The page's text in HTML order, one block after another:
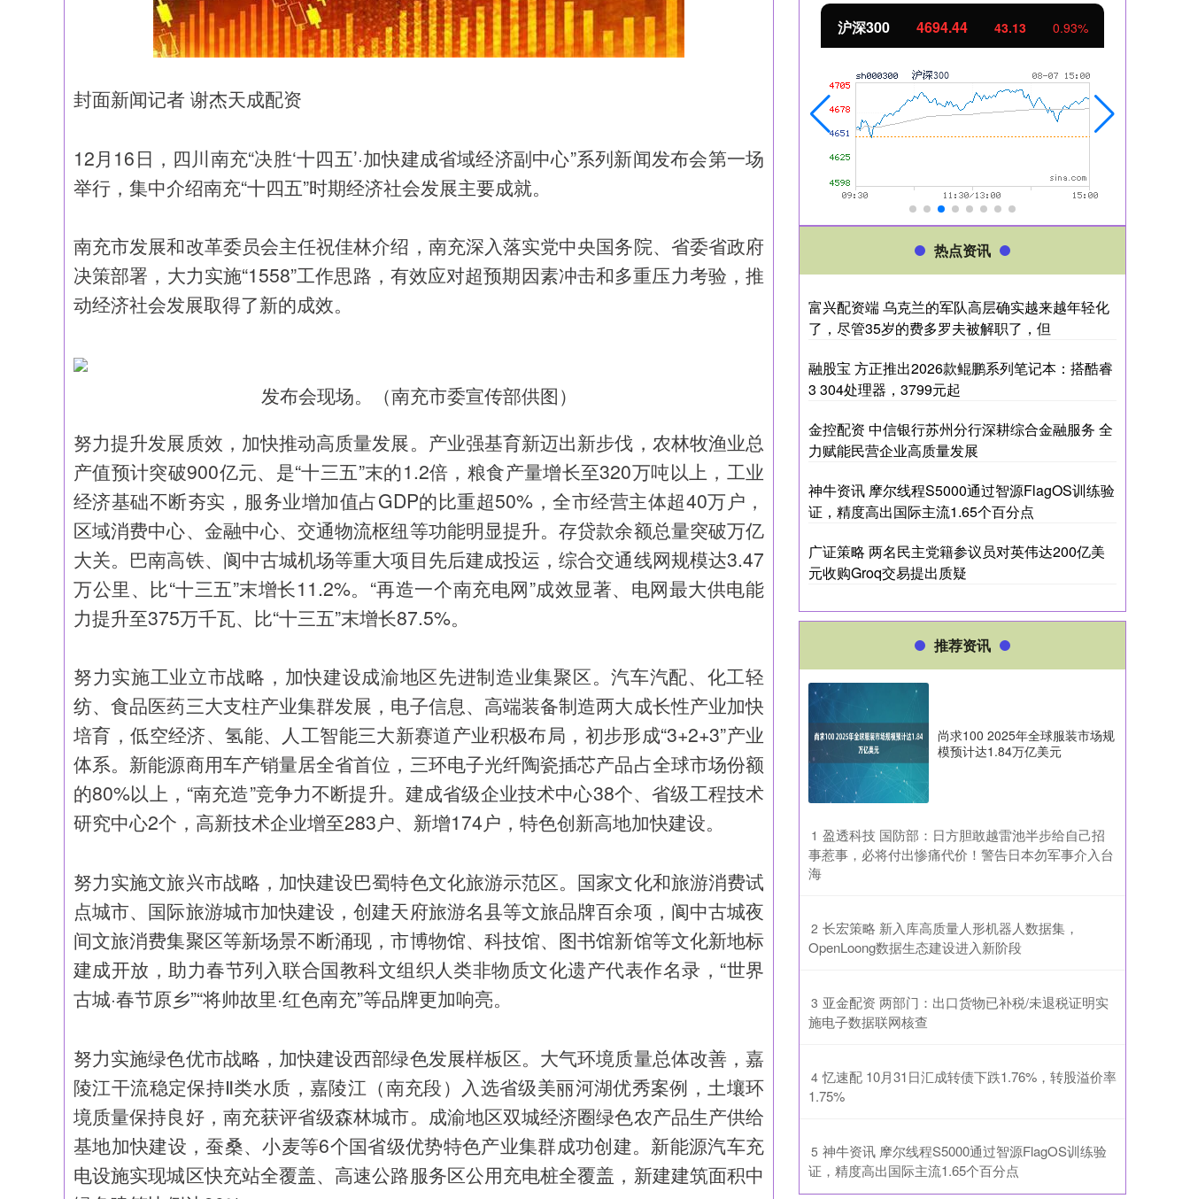
封面新闻记者 谢杰天成配资
12月16日，四川南充“决胜‘十四五’·加快建成省域经济副中心”系列新闻发布会第一场
举行，集中介绍南充“十四五”时期经济社会发展主要成就。
南充市发展和改革委员会主任祝佳林介绍，南充深入落实党中央国务院、省委省政府
决策部署，大力实施“1558”工作思路，有效应对超预期因素冲击和多重压力考验，推
动经济社会发展取得了新的成效。
发布会现场。（南充市委宣传部供图）
努力提升发展质效，加快推动高质量发展。产业强基育新迈出新步伐，农林牧渔业总
产值预计突破900亿元、是“十三五”末的1.2倍，粮食产量增长至320万吨以上，工业
经济基础不断夯实，服务业增加值占GDP的比重超50%，全市经营主体超40万户，
区域消费中心、金融中心、交通物流枢纽等功能明显提升。存贷款余额总量突破万亿
大关。巴南高铁、阆中古城机场等重大项目先后建成投运，综合交通线网规模达3.47
万公里、比“十三五”末增长11.2%。“再造一个南充电网”成效显著、电网最大供电能
力提升至375万千瓦、比“十三五”末增长87.5%。
努力实施工业立市战略，加快建设成渝地区先进制造业集聚区。汽车汽配、化工轻
纺、食品医药三大支柱产业集群发展，电子信息、高端装备制造两大成长性产业加快
培育，低空经济、氢能、人工智能三大新赛道产业积极布局，初步形成“3+2+3”产业
体系。新能源商用车产销量居全省首位，三环电子光纤陶瓷插芯产品占全球市场份额
的80%以上，“南充造”竞争力不断提升。建成省级企业技术中心38个、省级工程技术
研究中心2个，高新技术企业增至283户、新增174户，特色创新高地加快建设。
努力实施文旅兴市战略，加快建设巴蜀特色文化旅游示范区。国家文化和旅游消费试
点城市、国际旅游城市加快建设，创建天府旅游名县等文旅品牌百余项，阆中古城夜
间文旅消费集聚区等新场景不断涌现，市博物馆、科技馆、图书馆新馆等文化新地标
建成开放，助力春节列入联合国教科文组织人类非物质文化遗产代表作名录，“世界
古城·春节原乡”“将帅故里·红色南充”等品牌更加响亮。
努力实施绿色优市战略，加快建设西部绿色发展样板区。大气环境质量总体改善，嘉
陵江干流稳定保持Ⅱ类水质，嘉陵江（南充段）入选省级美丽河湖优秀案例，土壤环
境质量保持良好，南充获评省级森林城市。成渝地区双城经济圈绿色农产品生产供给
基地加快建设，蚕桑、小麦等6个国省级优势特色产业集群成功创建。新能源汽车充
电设施实现城区快充站全覆盖、高速公路服务区公用充电桩全覆盖，新建建筑面积中
深证成指 14311.01 200.89 1.42% 沪深300 4694.44 43.13 北证50 1134.24 11.37 1.01%
热点资讯
富兴配资端 乌克兰的军队高层确实越来越年轻化
了，尽管35岁的费多罗夫被解职了，但
融股宝 方正推出2026款鲲鹏系列笔记本：搭酷睿
3 304处理器，3799元起
金控配资 中信银行苏州分行深耕综合金融服务 全
力赋能民营企业高质量发展
神牛资讯 摩尔线程S5000通过智源FlagOS训练验
证，精度高出国际主流1.65个百分点
广证策略 两名民主党籍参议员对英伟达200亿美
元收购Groq交易提出质疑
推荐资讯
尚求100 2025年全球服装市场规
模预计达1.84万亿美元
1 ​盈透科技 国防部：日方胆敢越雷池半步给自己招
事惹事，必将付出惨痛代价！警告日本勿军事介入台
海
2 ​长宏策略 新入库高质量人形机器人数据集，
OpenLoong数据生态建设进入新阶段
3 ​亚金配资 两部门：出口货物已补税/未退税证明实
施电子数据联网核查
4 ​忆速配 10月31日汇成转债下跌1.76%，转股溢价率
1.75%
5 ​神牛资讯 摩尔线程S5000通过智源FlagOS训练验
证，精度高出国际主流1.65个百分点